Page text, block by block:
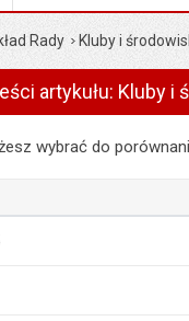
Rady Kluby i
artykułu: Kluby i
Kluby i
wybrać do